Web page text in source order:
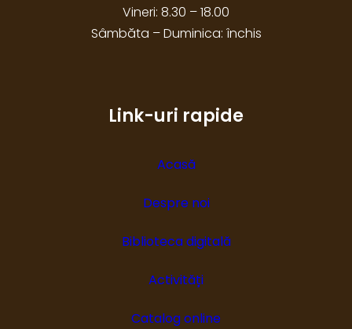
Vineri: 8.30 – 18.00
Sâmbăta – Duminica: închis
Link-uri rapide
Acasă
Despre noi
Biblioteca digitală
Activități
Catalog online